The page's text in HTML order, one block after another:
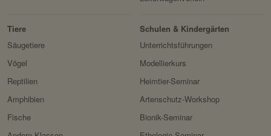
werden sollen.
Domain:
localhost
Session
Fundraisingbox
Schulen & Kindergärten
Unterrichtsführungen
Modellierkurs
Heimtier-Seminar
Artenschutz-Workshop
Bionik-Seminar
Tiere
Säugetiere
Vögel
Reptilien
Amphibien
Fische